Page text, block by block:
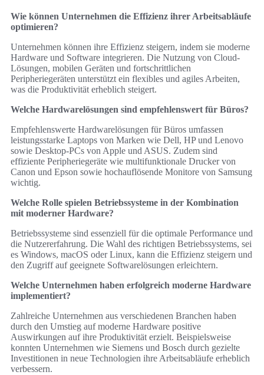
Wie können Unternehmen die Effizienz ihrer Arbeitsabläufe
optimieren?
Unternehmen können ihre Effizienz steigern, indem sie moderne
Hardware und Software integrieren. Die Nutzung von Cloud-
Lösungen, mobilen Geräten und fortschrittlichen
Peripheriegeräten unterstützt ein flexibles und agiles Arbeiten,
was die Produktivität erheblich steigert.
Welche Hardwarelösungen sind empfehlenswert für Büros?
Empfehlenswerte Hardwarelösungen für Büros umfassen
leistungsstarke Laptops von Marken wie Dell, HP und Lenovo
sowie Desktop-PCs von Apple und ASUS. Zudem sind
effiziente Peripheriegeräte wie multifunktionale Drucker von
Canon und Epson sowie hochauflösende Monitore von Samsung
wichtig.
Welche Rolle spielen Betriebssysteme in der Kombination
mit moderner Hardware?
Betriebssysteme sind essenziell für die optimale Performance und
die Nutzererfahrung. Die Wahl des richtigen Betriebssystems, sei
es Windows, macOS oder Linux, kann die Effizienz steigern und
den Zugriff auf geeignete Softwarelösungen erleichtern.
Welche Unternehmen haben erfolgreich moderne Hardware
implementiert?
Zahlreiche Unternehmen aus verschiedenen Branchen haben
durch den Umstieg auf moderne Hardware positive
Auswirkungen auf ihre Produktivität erzielt. Beispielsweise
konnten Unternehmen wie Siemens und Bosch durch gezielte
Investitionen in neue Technologien ihre Arbeitsabläufe erheblich
verbessern.